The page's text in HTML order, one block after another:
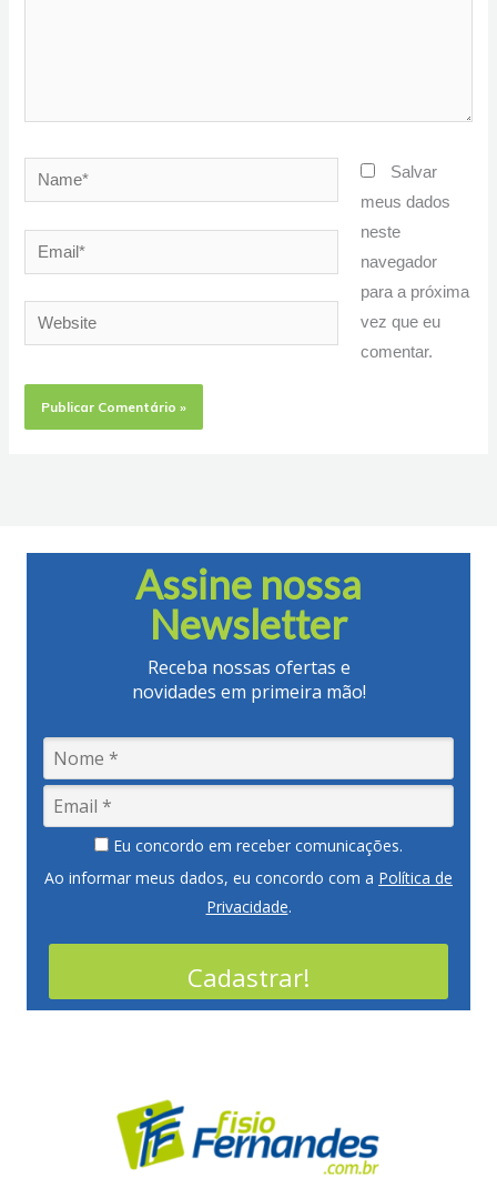
Name*
Email*
Website
Salvar
meus dados
neste
navegador
para a próxima
vez que eu
comentar.
Assine nossa
Newsletter
Receba nossas ofertas e
novidades em primeira mão!
Eu concordo em receber comunicações.
Ao informar meus dados, eu concordo com a Política de
Privacidade.
Cadastrar!